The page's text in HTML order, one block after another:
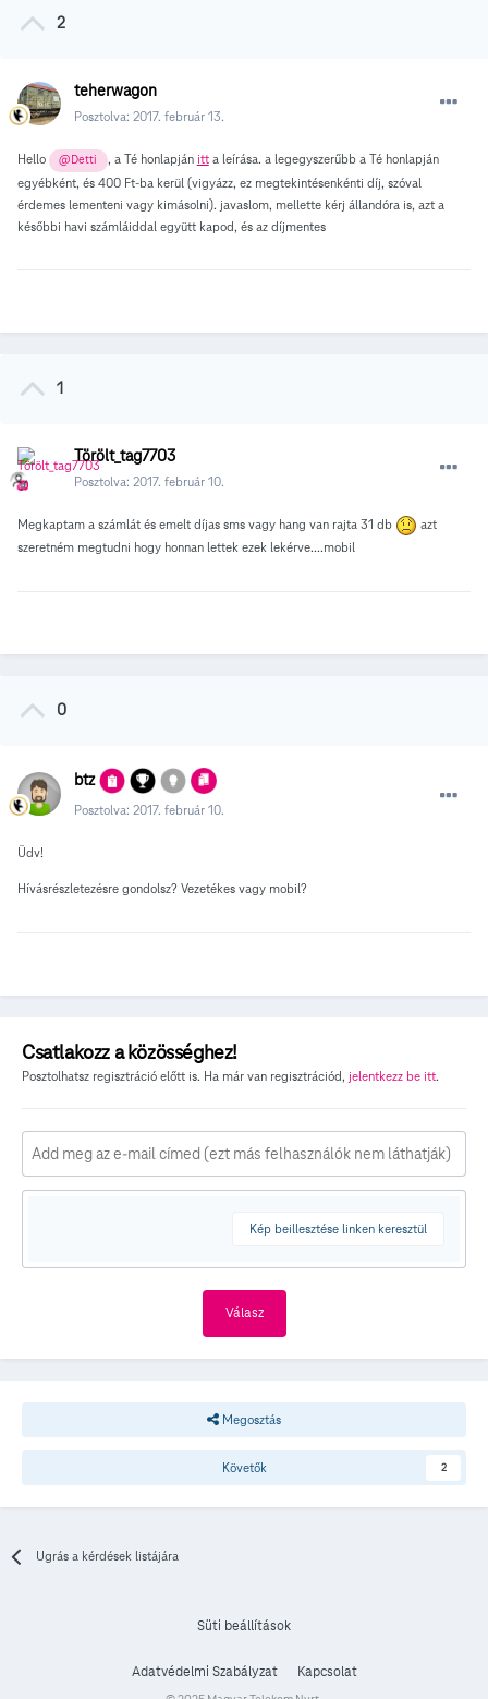
2
teherwagon
Posztolva: 2017. február 13.
Hello @Detti , a Té honlapján itta leírása. a legegyszerűbb a Té honlapján
egyébként, és 400 Ft-ba kerül (vigyázz, ez megtekintésenkénti díj, szóval
érdemes lementeni vagy kimásolni). javaslom, mellette kérj állandóra is, azt a
későbbi havi számláiddal együtt kapod, és az díjmentes
1
Törölt_tag7703
Posztolva: 2017. február 10.
Megkaptam a számlát és emelt díjas sms vagy hang van rajta 31 db
azt
szeretném megtudni hogy honnan lettek ezek lekérve....mobil
0
btz
Posztolva: 2017. február 10.
Üdv!
Hívásrészletezésre gondolsz? Vezetékes vagy mobil?
Csatlakozz a közösséghez!
Posztolhatsz regisztráció előtt is. Ha már van regisztrációd, jelentkezz be itt.
Kép beillesztése linken keresztül
Válasz
Megosztás
Követők 2
Ugrás a kérdések listájára
Süti beállítások
Adatvédelmi Szabályzat Kapcsolat